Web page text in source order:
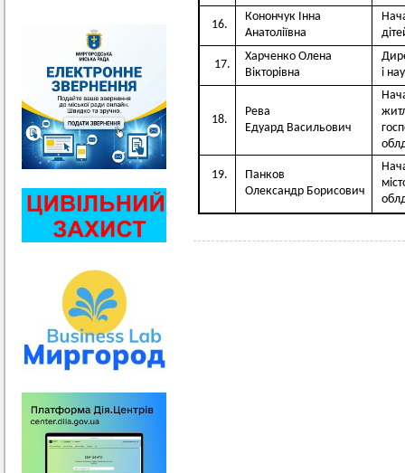
16.
Конончук Інна
Анатоліївна
17.
Харченко Олена
Вікторівна
і
18.
Рева
Едуард Васильович
19.
Панков
Олександр Борисович